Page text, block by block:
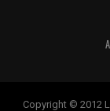
Copyright © 2012